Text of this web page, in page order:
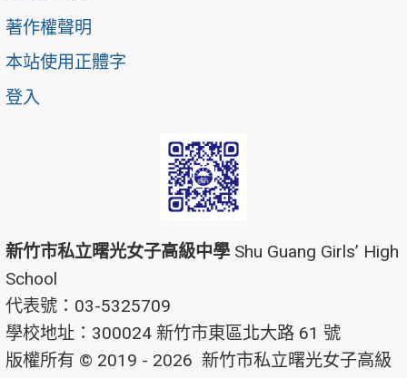
著作權聲明
本站使用正體字
登入
新竹市私立曙光女子高級中學 Shu Guang Girls’ High
School
代表號：03-5325709
學校地址：300024 新竹市東區北大路 61 號
版權所有 © 2019 - 2026 新竹市私立曙光女子高級